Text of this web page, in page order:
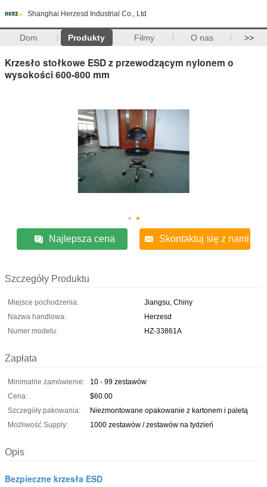
Shanghai Herzesd Industrial Co., Ltd
Dom Produkty Filmy O nas >>
Krzesło stołkowe ESD z przewodzącym nylonem o
wysokości 600-800 mm
Najlepsza cena Skontaktuj się z nami
Szczegóły Produktu
Miejsce pochodzenia:
Jiangsu, Chiny
Nazwa handlowa:
Herzesd
Numer modelu:
HZ-33861A
Zapłata
Minimalne zamówienie:
10 - 99 zestawów
Cena:
$60.00
Szczegóły pakowania:
Niezmontowane opakowanie z kartonem i paletą
Możliwość Supply:
1000 zestawów / zestawów na tydzień
Opis
Bezpieczne krzesła ESD